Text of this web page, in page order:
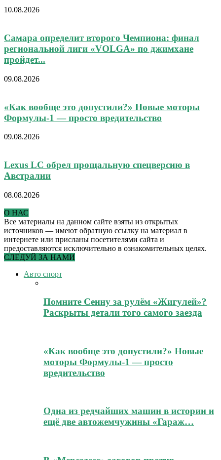
10.08.2026
Самара определит второго Чемпиона: финал
региональной лиги «VOLGA» по джимхане
пройдет...
09.08.2026
«Как вообще это допустили?» Новые моторы
Формулы-1 — просто вредительство
09.08.2026
Lexus LC обрел прощальную спецверсию в
Австралии
08.08.2026
О НАС
Все материалы на данном сайте взяты из открытых
источников — имеют обратную ссылку на материал в
интернете или присланы посетителями сайта и
предоставляются исключительно в ознакомительных целях.
СЛЕДУЙ ЗА НАМИ
Авто спорт
Помните Сенну за рулём «Жигулей»?
Раскрыты детали того самого заезда
«Как вообще это допустили?» Новые
моторы Формулы-1 — просто
вредительство
Одна из редчайших машин в истории и
ещё две автожемчужины «Гараж…